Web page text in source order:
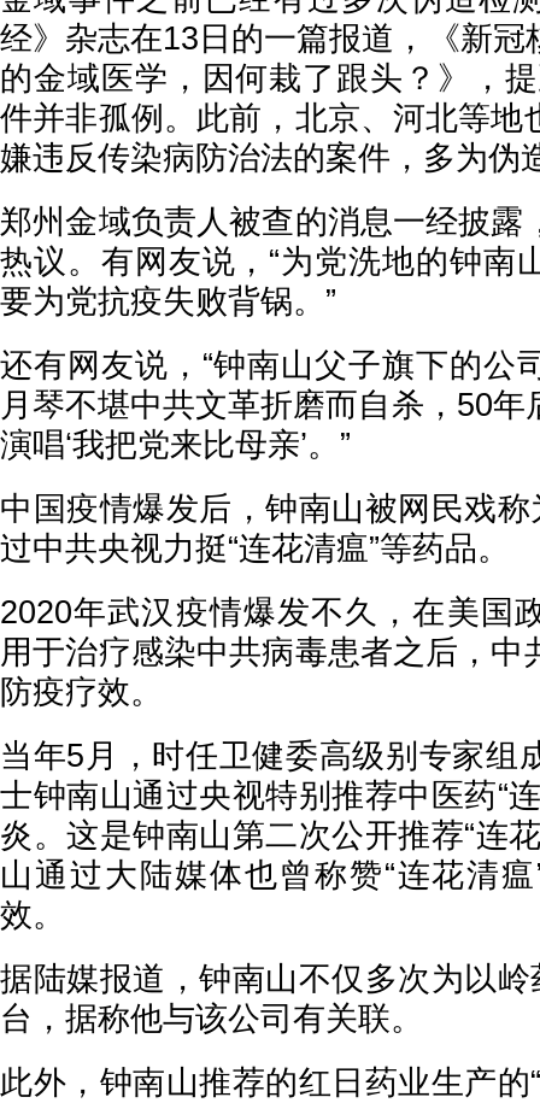
经》杂志在13日的一篇报道，《新冠
的金域医学，因何栽了跟头？》，
件并非孤例。此前，北京、河北等地
嫌违反传染病防治法的案件，多为伪
郑州金域负责人被查的消息一经披露
热议。有网友说，“为党洗地的钟南
要为党抗疫失败背锅。”
还有网友说，“钟南山父子旗下的公
月琴不堪中共文革折磨而自杀，50
演唱‘我把党来比母亲’。”
中国疫情爆发后，钟南山被网民戏称
过中共央视力挺“连花清瘟”等药品。
2020年武汉疫情爆发不久，在美国
用于治疗感染中共病毒患者之后，中
防疫疗效。
当年5月，时任卫健委高级别专家组
士钟南山通过央视特别推荐中医药“
炎。这是钟南山第二次公开推荐“连
山通过大陆媒体也曾称赞“连花清瘟
效。
据陆媒报道，钟南山不仅多次为以岭
台，据称他与该公司有关联。
此外，钟南山推荐的红日药业生产的